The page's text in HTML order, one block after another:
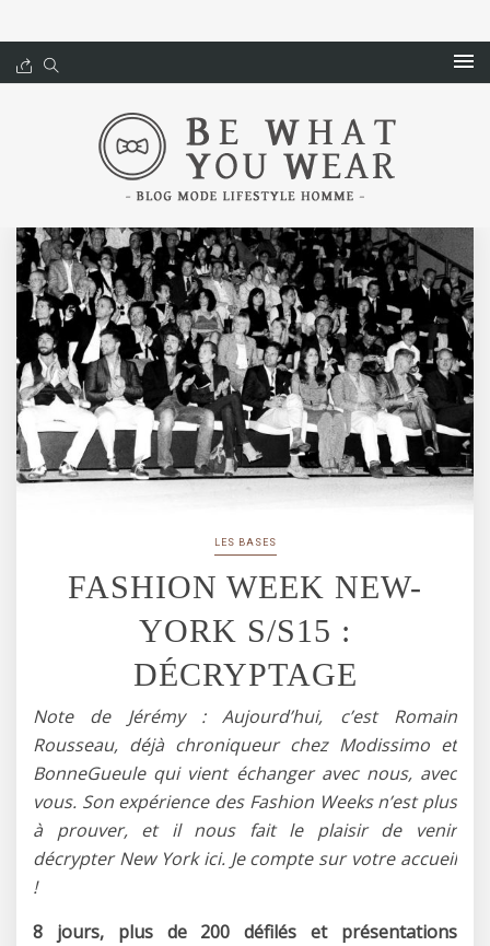
LES BASES
FASHION WEEK NEW-
YORK S/S15 :
DÉCRYPTAGE
Note de Jérémy : Aujourd’hui, c’est Romain
Rousseau, déjà chroniqueur chez Modissimo et
BonneGueule qui vient échanger avec nous, avec
vous. Son expérience des Fashion Weeks n’est plus
à prouver, et il nous fait le plaisir de venir
décrypter New York ici. Je compte sur votre accueil
!
8 jours, plus de 200 défilés et présentations